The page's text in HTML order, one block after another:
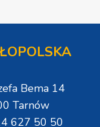
Bema 14
Tarnów
627 50 50